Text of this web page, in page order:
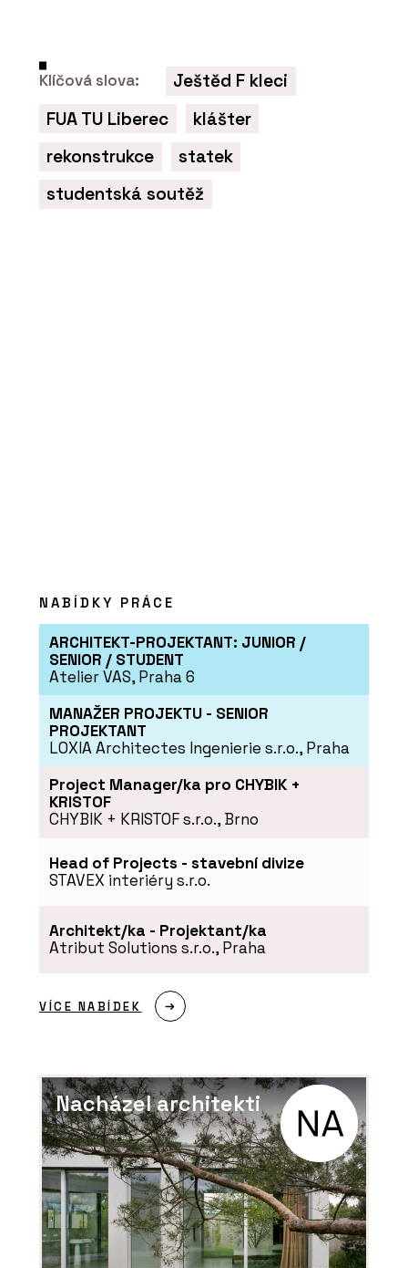
Klíčová slova:
Ještěd F kleci
FUA TU Liberec
klášter
rekonstrukce
statek
studentská soutěž
NABÍDKY PRÁCE
ARCHITEKT-PROJEKTANT: JUNIOR /
SENIOR / STUDENT
Atelier VAS, Praha 6
MANAŽER PROJEKTU - SENIOR
PROJEKTANT
LOXIA Architectes Ingenierie s.r.o., Praha
Project Manager/ka pro CHYBIK +
KRISTOF
CHYBIK + KRISTOF s.r.o., Brno
Head of Projects - stavební divize
STAVEX interiéry s.r.o.
Architekt/ka - Projektant/ka
Atribut Solutions s.r.o., Praha
VÍCE NABÍDEK
Nacházel architekti